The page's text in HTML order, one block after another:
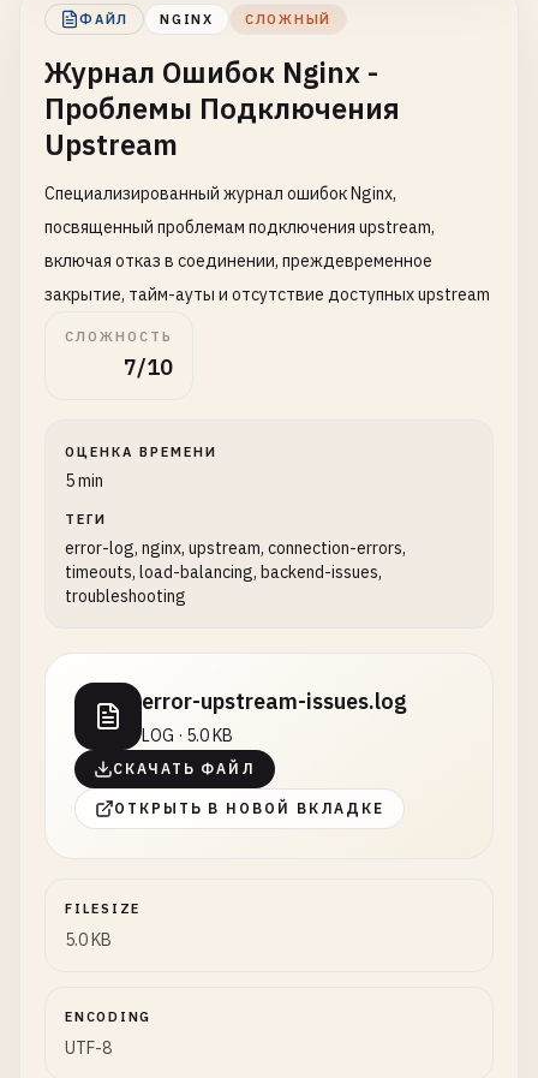
ФАЙЛ NGINX СЛОЖНЫЙ
Журнал Ошибок Nginx -
Проблемы Подключения
Upstream
Специализированный журнал ошибок Nginx,
посвященный проблемам подключения upstream,
включая отказ в соединении, преждевременное
закрытие, тайм-ауты и отсутствие доступных upstream
СЛОЖНОСТЬ
7/10
ОЦЕНКА ВРЕМЕНИ
5 min
ТЕГИ
error-log, nginx, upstream, connection-errors,
timeouts, load-balancing, backend-issues,
troubleshooting
error-upstream-issues.log
LOG · 5.0 KB
СКАЧАТЬ ФАЙЛ
ОТКРЫТЬ В НОВОЙ ВКЛАДКЕ
FILESIZE
5.0 KB
ENCODING
UTF-8